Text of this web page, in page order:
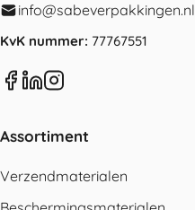
info@sabeverpakkingen.nl
KvK nummer: 77767551
Assortiment
Verzendmaterialen